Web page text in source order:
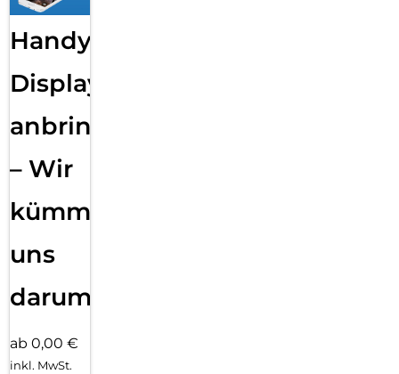
Handy
Displayfolie
anbringen
– Wir
kümmern
uns
darum!
ab 0,00 €
inkl. MwSt.